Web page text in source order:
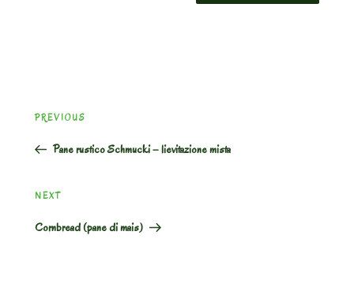
navigation
Previous
Post
PREVIOUS
Pane rustico Schmucki – lievitazione mista
Next
NEXT
Cornbread (pane di mais)